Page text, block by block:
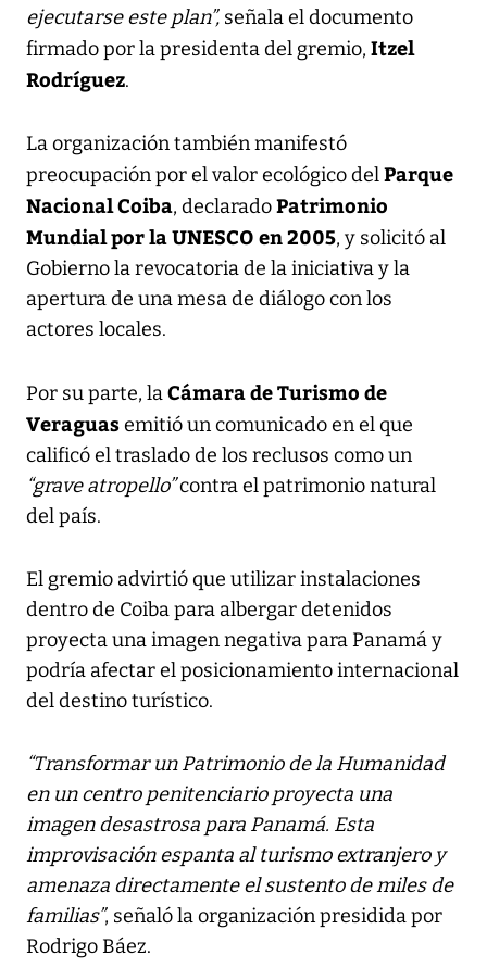
ejecutarse este plan”, señala el documento
firmado por la presidenta del gremio, Itzel
Rodríguez.
La organización también manifestó
preocupación por el valor ecológico delParque
Nacional Coiba, declaradoPatrimonio
Mundial por la UNESCO en 2005, y solicitó al
Gobierno la revocatoria de la iniciativa y la
apertura de una mesa de diálogo con los
actores locales.
Por su parte, laCámara de Turismo de
Veraguasemitió un comunicado en el que
calificó el traslado de los reclusos como un
“grave atropello”contra el patrimonio natural
del país.
El gremio advirtió que utilizar instalaciones
dentro de Coiba para albergar detenidos
proyecta una imagen negativa para Panamá y
podría afectar el posicionamiento internacional
del destino turístico.
“Transformar un Patrimonio de la Humanidad
en un centro penitenciario proyecta una
imagen desastrosa para Panamá. Esta
improvisación espanta al turismo extranjero y
amenaza directamente el sustento de miles de
familias”, señaló la organización presidida por
Rodrigo Báez.